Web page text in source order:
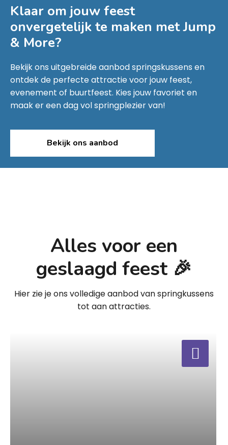
Klaar om jouw feest
onvergetelijk te maken metJump
& More?
Bekijk ons uitgebreide aanbod springskussens en
ontdek de perfecte attractie voor jouw feest,
evenement of buurtfeest. Kies jouw favoriet en
maak er een dag vol springplezier van!
Bekijk ons aanbod
Alles voor een
geslaagd feest 🎉
Hier zie je ons volledige aanbod van springkussens
tot aan attracties.